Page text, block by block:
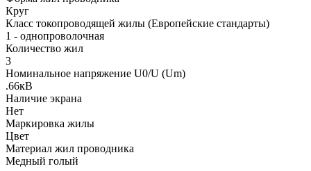
Круг
Класс токопроводящей жилы (Европейские стандарты)
1 - однопроволочная
Количество жил
3
Номинальное напряжение U0/U (Um)
.66кВ
Наличие экрана
Нет
Маркировка жилы
Цвет
Материал жил проводника
Медный голый